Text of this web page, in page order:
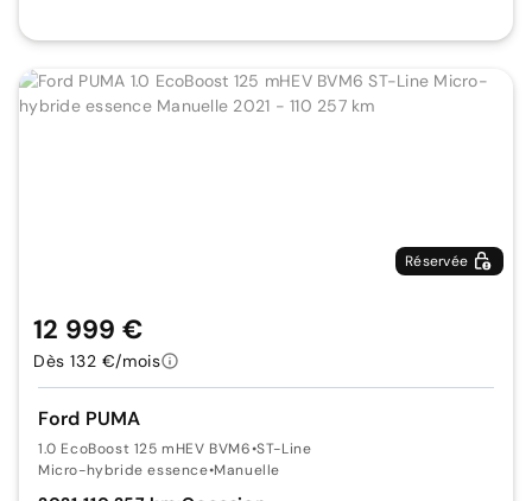
Réservée
Ford PUMA
1.0 EcoBoost 125 mHEV BVM6•ST-Line
Micro-hybride essence•Manuelle
12 999 €
Dès 132 €/mois